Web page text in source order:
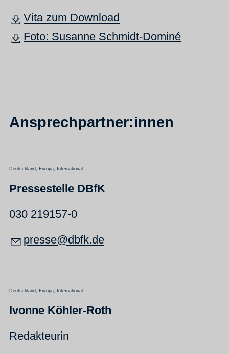
Vita zum Download
Foto: Susanne Schmidt-Dominé
Ansprechpartner:innen
Deutschland, Europa, International
Pressestelle DBfK
030 219157-0
pr ss dbfk d
Deutschland, Europa, International
Ivonne Köhler-Roth
Redakteurin